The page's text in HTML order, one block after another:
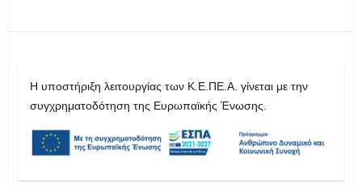
H υποστήριξη λειτουργίας των Κ.Ε.ΠΕ.Α. γίνεται με την
συγχρηματοδότηση της Ευρωπαϊκής Ένωσης.